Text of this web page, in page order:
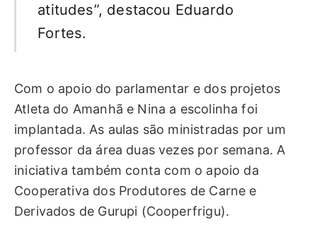
atitudes”, destacou Eduardo
Fortes.
Com o apoio do parlamentar e dos projetos
Atleta do Amanhã e Nina a escolinha foi
implantada. As aulas são ministradas por um
professor da área duas vezes por semana. A
iniciativa também conta com o apoio da
Cooperativa dos Produtores de Carne e
Derivados de Gurupi (Cooperfrigu).